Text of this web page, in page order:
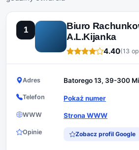
1
Biuro
A.L.Kijanka
4.40(13
Adres Batorego 13, 39-300
Telefon Pokaż numer
WWW Strona WWW
Opinie Zobacz profil Google